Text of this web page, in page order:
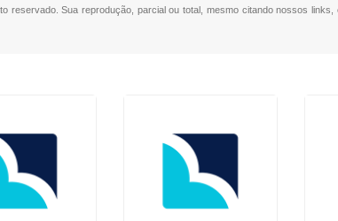
reservado. Sua reprodução, parcial ou total, mesmo citando nossos